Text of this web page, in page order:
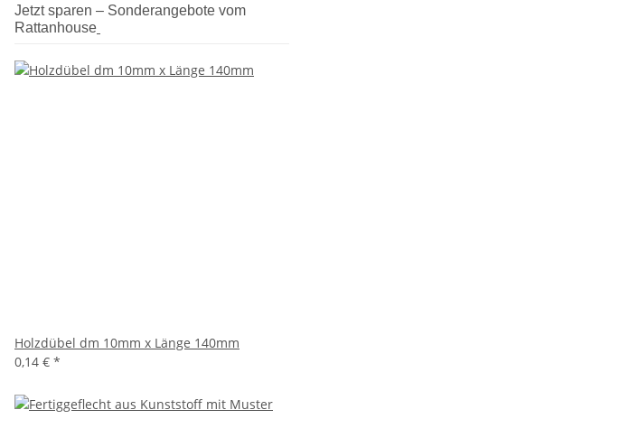
Jetzt sparen – Sonderangebote vom
Rattanhouse
Holzdübel dm 10mm x Länge 140mm
0,14 € *